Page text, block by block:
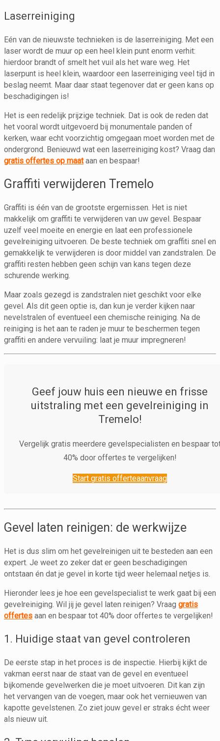
Laserreiniging
Eén van de nieuwste technieken is de laserreiniging. Met een
laser wordt de muur op een heel klein punt enorm verhit:
hierdoor brandt of smelt het vuil als het ware weg. Het
laserpunt is heel klein, waardoor een laserreiniging veel tijd in
beslag neemt. Maar daar staat tegenover dat er geen kans op
beschadigingen is!
Het is een redelijk prijzige techniek. Dat is ook de reden dat
het vooral wordt uitgevoerd bij monumentale panden of
kerken, waar echt voorzichtig omgegaan moet worden met de
ondergrond. Benieuwd wat een laserreiniging kost? Vraag dan
gratis offertes op maataan en bespaar!
Graffiti verwijderen Tremelo
Graffiti is één van de grootste ergernissen. Het is niet
makkelijk om graffiti te verwijderen van uw gevel. Bespaar
uzelf veel moeite en energie en laat een professionele
gevelreiniging uitvoeren. De beste techniek om graffiti snel en
gemakkelijk te verwijderen is door middel van zandstralen. De
graffiti resten hebben geen schijn van kans tegen deze
schurende werking.
Maar zoals gezegd is zandstralen niet geschikt voor elke
gevel. Als dit geen optie is, dan kun je verder kijken naar
nevelstralen of eventueel een chemische reiniging. Na de
reiniging is het aan te raden je muur te beschermen tegen
graffiti en andere vervuiling: laat je muur impregneren!
Geef jouw huis een nieuwe en frisse
uitstraling met een gevelreiniging in
Tremelo!
Vergelijk gratis meerdere gevelspecialisten en bespaar
40% door offertes te vergelijken!
Start gratis offerteaanvraag
Gevel laten reinigen: de werkwijze
Het is dus slim om het gevelreinigen uit te besteden aan een
expert. Je weet zo zeker dat er geen beschadigingen
ontstaan én dat je gevel in korte tijd weer helemaal netjes is.
Hieronder lees je hoe een gevelspecialist te werk gaat bij een
gevelreiniging. Wil jij je gevel laten reinigen? Vraag gratis
offertes aan en bespaar tot 40% door offertes te vergelijken!
1. Huidige staat van gevel controleren
De eerste stap in het proces is de inspectie. Hierbij kijkt de
vakman eerst naar de staat van de gevel en eventueel
bijkomende gevelwerken die je moet uitvoeren. Dit kan zijn
het vervangen van de voegen, maar ook het vernieuwen van
kapotte gevelstenen. Zo ziet jouw gevel er straks écht weer
als nieuw uit.